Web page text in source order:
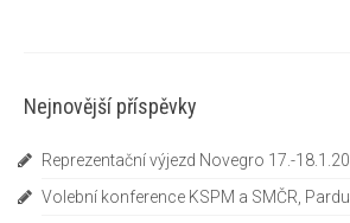
Nejnovější příspěvky
Reprezentační výjezd Novegro 17.-
Volební konference KSPM a SMČR,